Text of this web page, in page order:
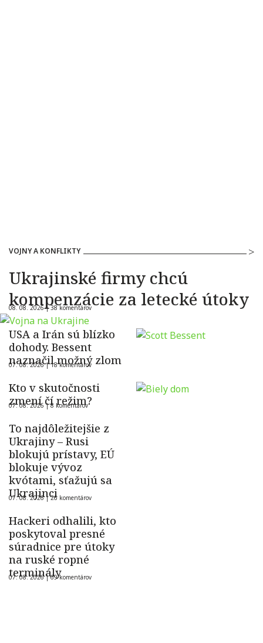
VOJNY A KONFLIKTY
Ukrajinské firmy chcú
kompenzácie za letecké útoky
08. 08. 2026 |38 komentárov
USA a Irán sú blízko
dohody. Bessent
naznačil možný zlom
07. 08. 2026 |18 komentárov
Kto v skutočnosti
zmení čí režim?
07. 08. 2026 |8 komentárov
To najdôležitejšie z
Ukrajiny – Rusi
blokujú prístavy, EÚ
blokuje vývoz
kvótami, sťažujú sa
Ukrajinci
07. 08. 2026 |26 komentárov
Hackeri odhalili, kto
poskytoval presné
súradnice pre útoky
na ruské ropné
terminály
07. 08. 2026 |69 komentárov